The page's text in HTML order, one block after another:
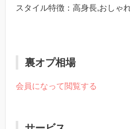
スタイル特徴：高身長,おしゃ
裏オプ相場
会員になって閲覧する